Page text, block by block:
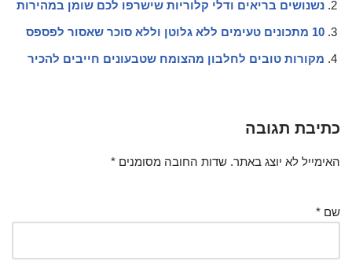
נשנושים בריאים ודלי קלוריות שישרפו לכם שומן במהירות
10 מתכונים טעימים ללא גלוטן וללא סוכר שאסור לפספס
מקורות טובים לחלבון מהצומח שטבעונים חייבים להכיר
כתיבת תגובה
האימייל לא יוצג באתר. שדות החובה מסומנים *
שם *